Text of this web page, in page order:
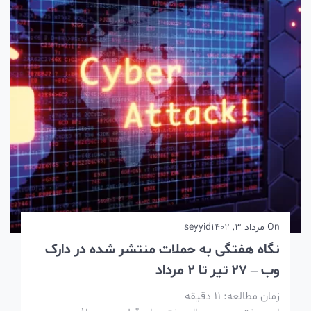
مرداد 3, 1402 seyyid
نگاه هفتگی به حملات منتشر شده در دارک
وب – 27 تیر تا 2 مرداد
زمان مطالعه:11دقیقه